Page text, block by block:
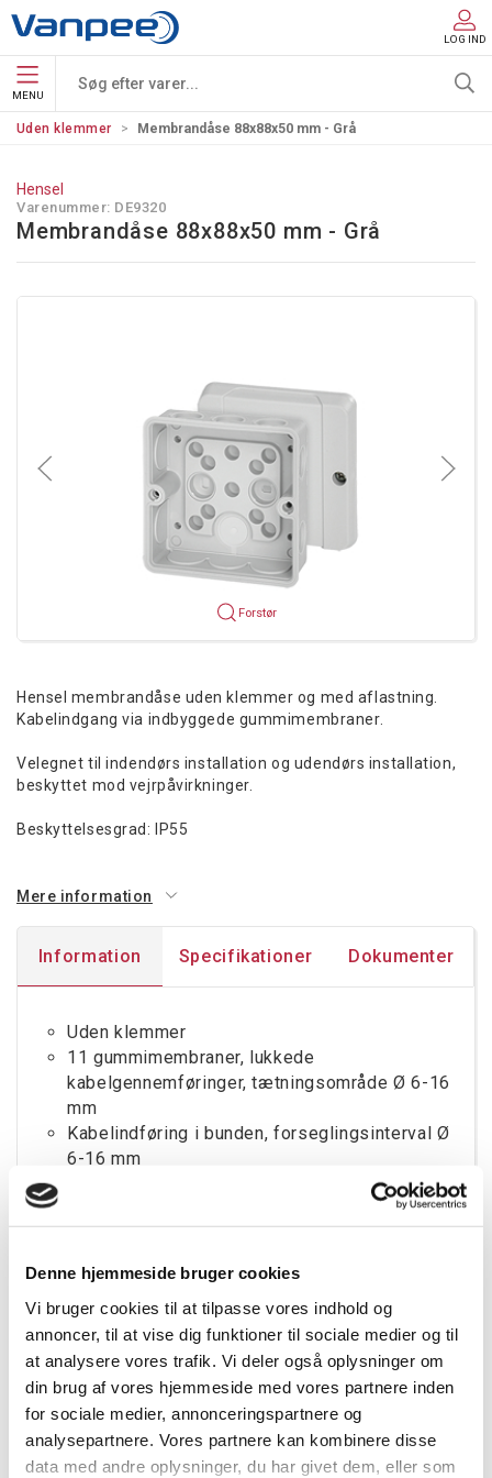
Denne hjemmeside bruger cookies
Vi bruger cookies til at tilpasse vores indhold og
annoncer, til at vise dig funktioner til sociale medier og til
at analysere vores trafik. Vi deler også oplysninger om
din brug af vores hjemmeside med vores partnere inden
for sociale medier, annonceringspartnere og
analysepartnere. Vores partnere kan kombinere disse
data med andre oplysninger, du har givet dem, eller som
LOG IND
MENU
Uden klemmer Membrandåse 88x88x50 mm - Grå
Hensel
Varenummer: DE9320
Membrandåse 88x88x50 mm - Grå
Forstør
Hensel membrandåse uden klemmer og med aflastning.
Kabelindgang via indbyggede gummimembraner.
Velegnet til indendørs installation og udendørs installation,
beskyttet mod vejrpåvirkninger.
Beskyttelsesgrad: IP55
Mere information
Information Specifikationer Dokumenter
Uden klemmer
11 gummimembraner, lukkede
kabelgennemføringer, tætningsområde Ø 6-16
mm
Kabelindføring i bunden, forseglingsinterval Ø
6-16 mm
Med trækaflastning (2 stk.) til kabelbindere op
Farve: grå, RAL 7035
Tilbehør